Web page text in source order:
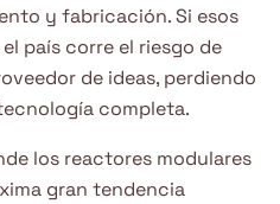
y fabricación. Si esos
país corre el riesgo de
de ideas, perdiendo
completa.
los reactores modulares
gran tendencia